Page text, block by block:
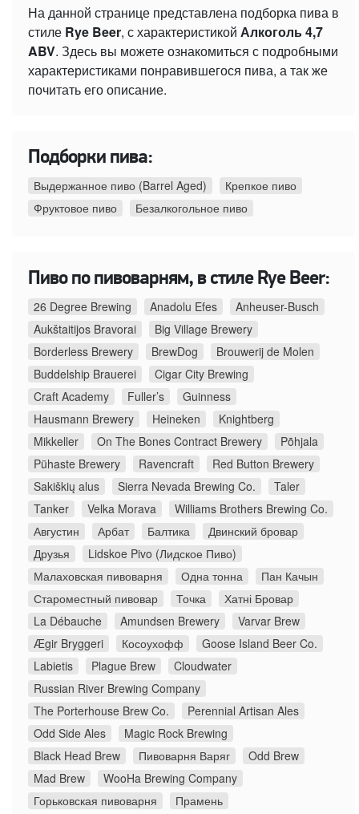
На данной странице представлена подборка пива в
стиле Rye Beer, с характеристикой Алкоголь 4,7
ABV. Здесь вы можете ознакомиться с подробными
характеристиками понравившегося пива, а так же
почитать его описание.
Подборки пива:
Выдержанное пиво (Barrel Aged)
Крепкое пиво
Фруктовое пиво
Безалкогольное пиво
Пиво по пивоварням, в стиле Rye Beer:
26 Degree Brewing Anadolu Efes
Anheuser-Busch
Aukštaitijos Bravorai
Big Village Brewery
Borderless Brewery
BrewDog
Brouwerij de Molen
Buddelship Brauerei
Cigar City Brewing
Craft Academy
Fuller’s
Guinness
Hausmann Brewery
Heineken
Knightberg
Mikkeller
On The Bones Contract Brewery
Põhjala
Pühaste Brewery
Ravencraft
Red Button Brewery
Sakiškių alus
Sierra Nevada Brewing Co.
Taler
Tanker
Velka Morava
Williams Brothers Brewing Co.
Августин
Арбат Балтика
Двинский бровар
Друзья
Lidskoe Pivo (Лидское Пиво)
Малаховская пивоварня
Одна тонна
Пан Качын
Староместный пивовар
Точка
Хатні Бровар
La Débauche
Amundsen Brewery
Varvar Brew
Ægir Bryggeri
Косоухофф
Goose Island Beer Co.
Labietis
Plague Brew
Cloudwater
Russian River Brewing Company
The Porterhouse Brew Co.
Perennial Artisan Ales
Odd Side Ales
Magic Rock Brewing
Black Head Brew
Пивоварня Варяг
Odd Brew
Mad Brew
WooHa Brewing Company
Горьковская пивоварня
Прамень